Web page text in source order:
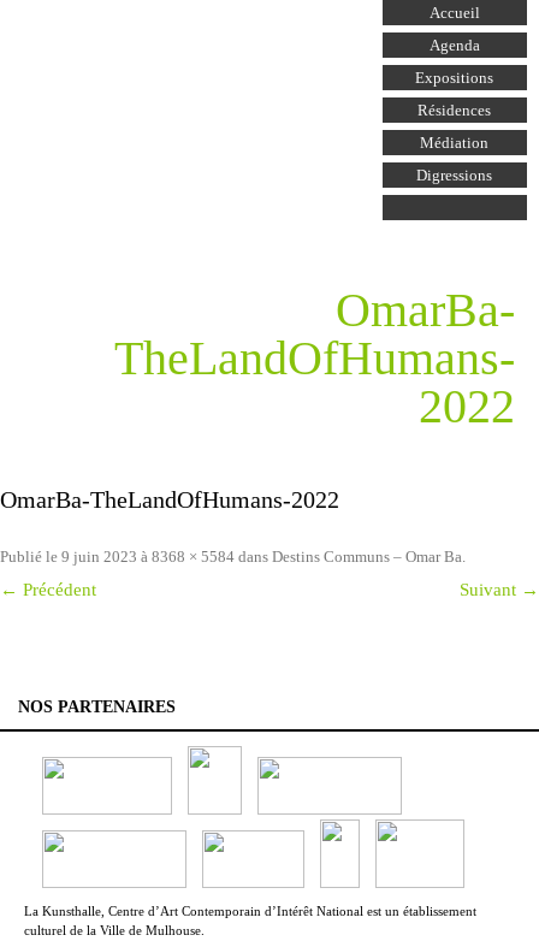
Aller au
contenu
principal
Accueil
Agenda
Expositions
Résidences
Médiation
Digressions
OmarBa-
TheLandOfHumans-
2022
OmarBa-TheLandOfHumans-2022
Publié le 9 juin 2023 à 8368 × 5584 dans Destins Communs – Omar Ba.
← Précédent Suivant →
NOS PARTENAIRES
La Kunsthalle, Centre d’Art Contemporain d’Intérêt National est un établissement
culturel de la Ville de Mulhouse.